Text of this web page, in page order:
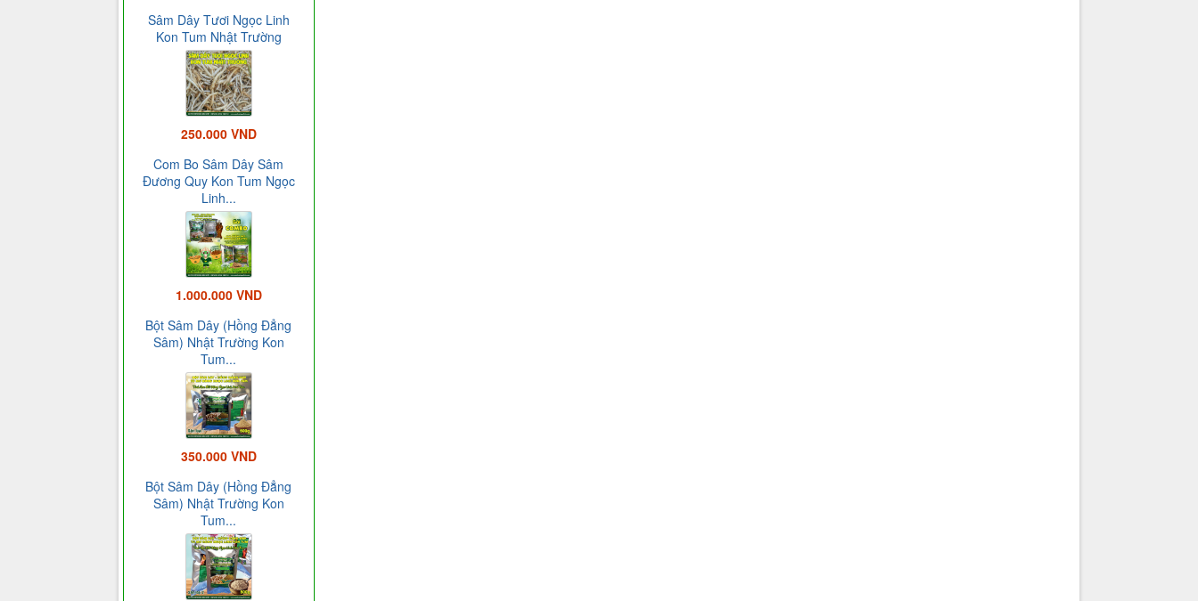
Sâm Dây Tươi Ngọc Linh
Kon Tum Nhật Trường
250.000 VND
Com Bo Sâm Dây Sâm
Đương Quy Kon Tum Ngọc
Linh...
1.000.000 VND
Bột Sâm Dây (Hồng Đẳng
Sâm) Nhật Trường Kon
Tum...
350.000 VND
Bột Sâm Dây (Hồng Đẳng
Sâm) Nhật Trường Kon
Tum...